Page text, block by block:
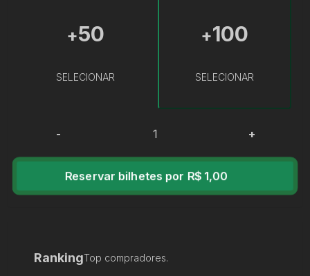
+50
SELECIONAR
+100
SELECIONAR
- +
Reservar bilhetes por R$ 1,00
RankingTop compradores.